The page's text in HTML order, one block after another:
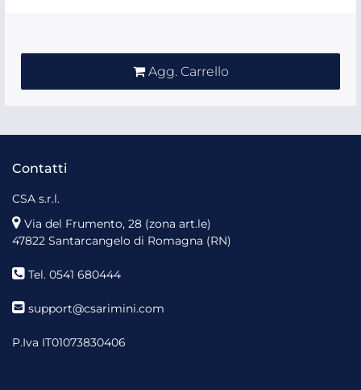
Agg. Carrello
Contatti
CSA s.r.l.
Via del Frumento, 28 (zona art.le)
47822 Santarcangelo di Romagna (RN)
Tel. 0541 680444
support@csarimini.com
P.Iva IT01073830406